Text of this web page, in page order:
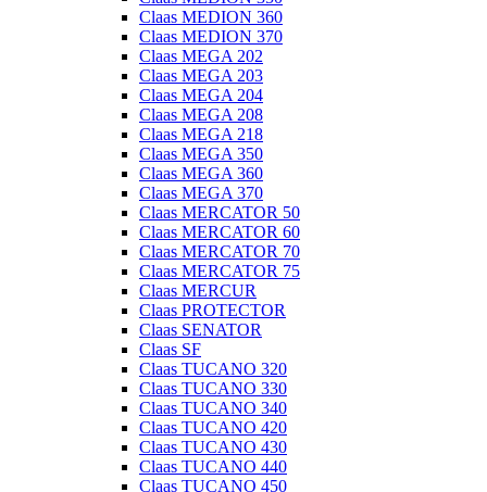
Claas MEDION 360
Claas MEDION 370
Claas MEGA 202
Claas MEGA 203
Claas MEGA 204
Claas MEGA 208
Claas MEGA 218
Claas MEGA 350
Claas MEGA 360
Claas MEGA 370
Claas MERCATOR 50
Claas MERCATOR 60
Claas MERCATOR 70
Claas MERCATOR 75
Claas MERCUR
Claas PROTECTOR
Claas SENATOR
Claas SF
Claas TUCANO 320
Claas TUCANO 330
Claas TUCANO 340
Claas TUCANO 420
Claas TUCANO 430
Claas TUCANO 440
Claas TUCANO 450